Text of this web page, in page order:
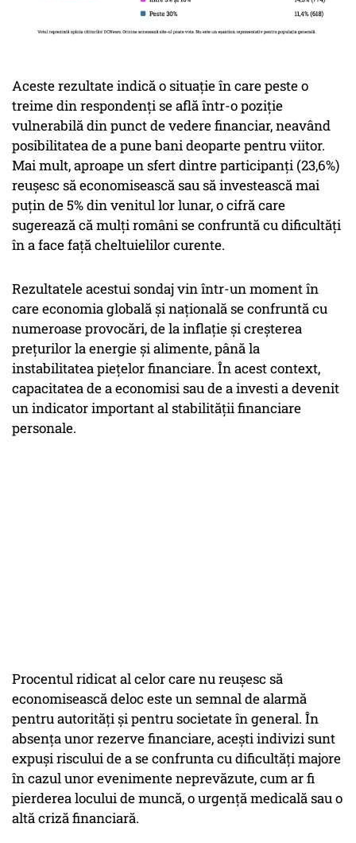
Aceste rezultate indică o situație în care peste o
treime din respondenți se află într-o poziție
vulnerabilă din punct de vedere financiar, neavând
posibilitatea de a pune bani deoparte pentru viitor.
Mai mult, aproape un sfert dintre participanți (23,6%)
reușesc să economisească sau să investească mai
puțin de 5% din venitul lor lunar, o cifră care
sugerează că mulți români se confruntă cu dificultăți
în a face față cheltuielilor curente.
Rezultatele acestui sondaj vin într-un moment în
care economia globală și națională se confruntă cu
numeroase provocări, de la inflație și creșterea
prețurilor la energie și alimente, până la
instabilitatea piețelor financiare. În acest context,
capacitatea de a economisi sau de a investi a devenit
un indicator important al stabilității financiare
personale.
Procentul ridicat al celor care nu reușesc să
economisească deloc este un semnal de alarmă
pentru autorități și pentru societate în general. În
absența unor rezerve financiare, acești indivizi sunt
expuși riscului de a se confrunta cu dificultăți majore
în cazul unor evenimente neprevăzute, cum ar fi
pierderea locului de muncă, o urgență medicală sau o
altă criză financiară.